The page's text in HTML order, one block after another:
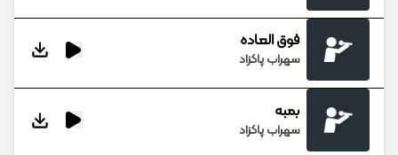
فوق العاده
سهراب پاکزاد
بمبه
سهراب پاکزاد